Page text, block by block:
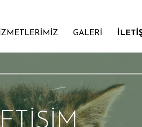
GALERİ